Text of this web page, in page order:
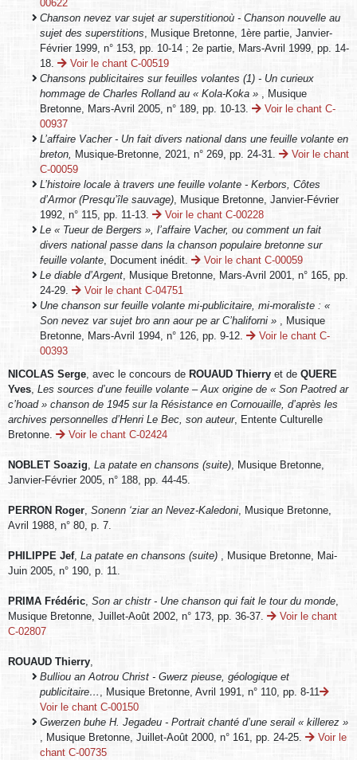
00622
Chanson nevez var sujet ar superstitionoù - Chanson nouvelle au
sujet des superstitions , Musique Bretonne, 1ère partie, Janvier-
Février 1999, n° 153, pp. 10-14 ; 2e partie, Mars-Avril 1999, pp. 14-
18.
Voir le chant C-00519
Chansons publicitaires sur feuilles volantes (1) - Un curieux
hommage de Charles Rolland au « Kola-Koka »
, Musique
Bretonne, Mars-Avril 2005, n° 189, pp. 10-13.
Voir le chant C-
00937
L’affaire Vacher - Un fait divers national dans une feuille volante en
breton, Musique-Bretonne, 2021, n° 269, pp. 24-31.
Voir le chant
C-00059
L’histoire locale à travers une feuille volante - Kerbors, Côtes
d’Armor (Presqu’île sauvage) , Musique Bretonne, Janvier-Février
1992, n° 115, pp. 11-13.
Voir le chant C-00228
Le « Tueur de Bergers », l’affaire Vacher, ou comment un fait
divers national passe dans la chanson populaire bretonne sur
feuille volante , Document inédit.
Voir le chant C-00059
Le diable d’Argent , Musique Bretonne, Mars-Avril 2001, n° 165, pp.
24-29.
Voir le chant C-04751
Une chanson sur feuille volante mi-publicitaire, mi-moraliste : «
Son nevez var sujet bro ann aour pe ar C’haliforni »
, Musique
Bretonne, Mars-Avril 1994, n° 126, pp. 9-12.
Voir le chant C-
00393
NICOLAS Serge , avec le concours de ROUAUD Thierry et de QUERE
Yves Les sources d’une feuille volante – Aux origine de « Son Paotred ar
c’hoad » chanson de 1945 sur la Résistance en Cornouaille, d’après les
archives personnelles d’Henri Le Bec, son auteur, Entente Culturelle
Bretonne.
Voir le chant C-02424
NOBLET Soazig La patate en chansons (suite) , Musique Bretonne,
Janvier-Février 2005, n° 188, pp. 44-45.
PERRON Roger Sonenn ‘ziar an Nevez-Kaledoni, Musique Bretonne,
Avril 1988, n° 80, p. 7.
PHILIPPE Jef, La patate en chansons (suite)
, Musique Bretonne, Mai-
Juin 2005, n° 190, p. 11.
PRIMA Frédéric Son ar chistr - Une chanson qui fait le tour du monde
Musique Bretonne, Juillet-Août 2002, n° 173, pp. 36-37.
Voir le chant
C-02807
ROUAUD Thierry
Bulliou an Aotrou Christ - Gwerz pieuse, géologique et
publicitaire…
, Musique Bretonne, Avril 1991, n° 110, pp. 8-11
Voir le chant C-00150
Gwerzen buhe H. Jegadeu - Portrait chanté d’une serail « killerez »
, Musique Bretonne, Juillet-Août 2000, n° 161, pp. 24-25.
Voir le
chant C-00735